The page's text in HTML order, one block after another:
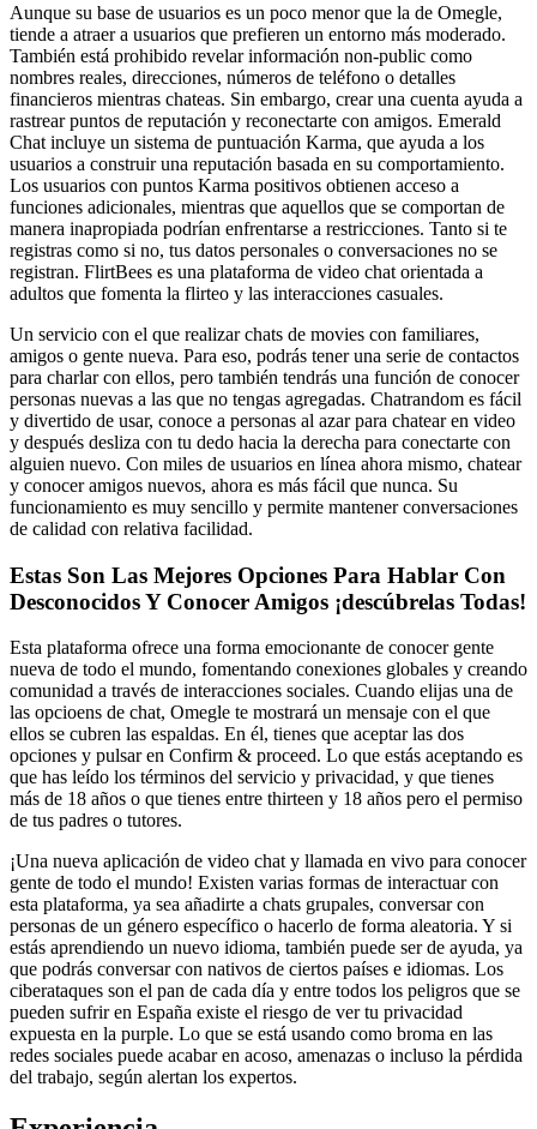
Aunque su base de usuarios es un poco menor que la de Omegle,
tiende a atraer a usuarios que prefieren un entorno más moderado.
También está prohibido revelar información non-public como
nombres reales, direcciones, números de teléfono o detalles
financieros mientras chateas. Sin embargo, crear una cuenta ayuda a
rastrear puntos de reputación y reconectarte con amigos. Emerald
Chat incluye un sistema de puntuación Karma, que ayuda a los
usuarios a construir una reputación basada en su comportamiento.
Los usuarios con puntos Karma positivos obtienen acceso a
funciones adicionales, mientras que aquellos que se comportan de
manera inapropiada podrían enfrentarse a restricciones. Tanto si te
registras como si no, tus datos personales o conversaciones no se
registran. FlirtBees es una plataforma de video chat orientada a
adultos que fomenta la flirteo y las interacciones casuales.
Un servicio con el que realizar chats de movies con familiares,
amigos o gente nueva. Para eso, podrás tener una serie de contactos
para charlar con ellos, pero también tendrás una función de conocer
personas nuevas a las que no tengas agregadas. Chatrandom es fácil
y divertido de usar, conoce a personas al azar para chatear en video
y después desliza con tu dedo hacia la derecha para conectarte con
alguien nuevo. Con miles de usuarios en línea ahora mismo, chatear
y conocer amigos nuevos, ahora es más fácil que nunca. Su
funcionamiento es muy sencillo y permite mantener conversaciones
de calidad con relativa facilidad.
Estas Son Las Mejores Opciones Para Hablar Con
Desconocidos Y Conocer Amigos ¡descúbrelas Todas!
Esta plataforma ofrece una forma emocionante de conocer gente
nueva de todo el mundo, fomentando conexiones globales y creando
comunidad a través de interacciones sociales. Cuando elijas una de
las opcioens de chat, Omegle te mostrará un mensaje con el que
ellos se cubren las espaldas. En él, tienes que aceptar las dos
opciones y pulsar en Confirm & proceed. Lo que estás aceptando es
que has leído los términos del servicio y privacidad, y que tienes
más de 18 años o que tienes entre thirteen y 18 años pero el permiso
de tus padres o tutores.
¡Una nueva aplicación de video chat y llamada en vivo para conocer
gente de todo el mundo! Existen varias formas de interactuar con
esta plataforma, ya sea añadirte a chats grupales, conversar con
personas de un género específico o hacerlo de forma aleatoria. Y si
estás aprendiendo un nuevo idioma, también puede ser de ayuda, ya
que podrás conversar con nativos de ciertos países e idiomas. Los
ciberataques son el pan de cada día y entre todos los peligros que se
pueden sufrir en España existe el riesgo de ver tu privacidad
expuesta en la purple. Lo que se está usando como broma en las
redes sociales puede acabar en acoso, amenazas o incluso la pérdida
del trabajo, según alertan los expertos.